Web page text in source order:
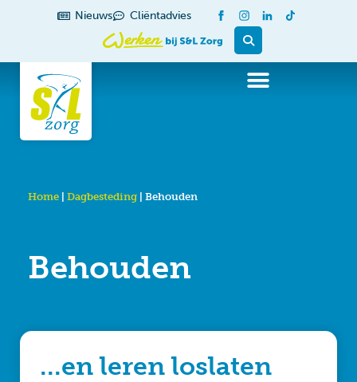
Nieuws Cliëntadvies
Home Dagbesteding Behouden
Behouden
...en leren loslaten